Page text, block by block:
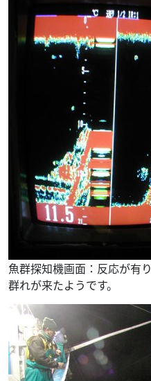
魚群探知機画面：反応が有
群れが来たようです。